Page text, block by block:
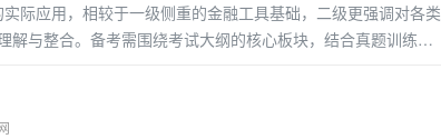
际应用，相较于一级侧重的金融工具基础，二级更强调对各类
解与整合。备考需围绕考试大纲的核心板块，结合真题训练掌